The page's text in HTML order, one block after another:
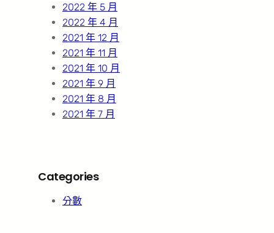
2022 年 5 月
2022 年 4 月
2021 年 12 月
2021 年 11 月
2021 年 10 月
2021 年 9 月
2021 年 8 月
2021 年 7 月
Categories
分數